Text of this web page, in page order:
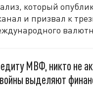
который
и призвал к
МВФ, никто не
выделяют